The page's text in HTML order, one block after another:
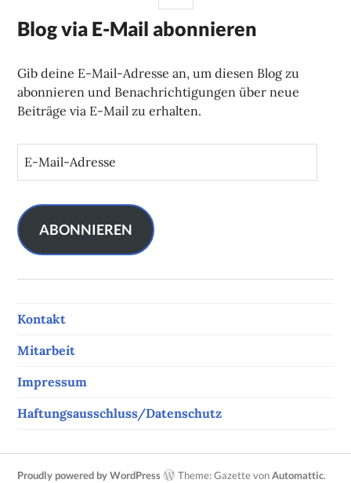
Blog via E-Mail abonnieren
Gib deine E-Mail-Adresse an, um diesen Blog zu
abonnieren und Benachrichtigungen über neue
Beiträge via E-Mail zu erhalten.
i
l
A
r
s
s
ABONNIEREN
Kontakt
Mitarbeit
Impressum
Haftungsausschluss/Datenschutz
Proudly powered by WordPress Theme: Gazette vonAutomattic.